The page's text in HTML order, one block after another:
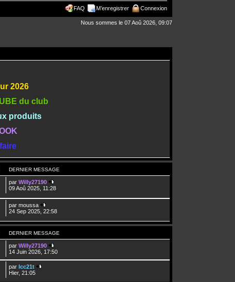
FAQ M’enregistrer Connexion
Nous sommes le 07 Aoû 2026, 09:07
2026
du club
produits
DERNIER MESSAGE
parWilly27190
09 Aoû 2025, 11:28
parmoussa
24 Sep 2025, 22:58
DERNIER MESSAGE
parWilly27190
14 Juin 2026, 17:50
parlcc21t
Hier, 21:05